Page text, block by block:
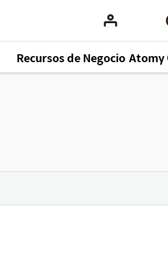
Recursos de Negocio Atomy